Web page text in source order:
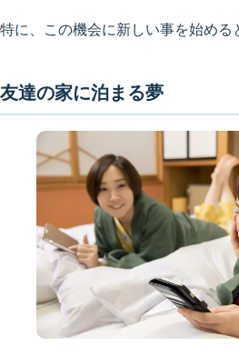
特に、この機会に新しい事を始める
友達の家に泊まる夢